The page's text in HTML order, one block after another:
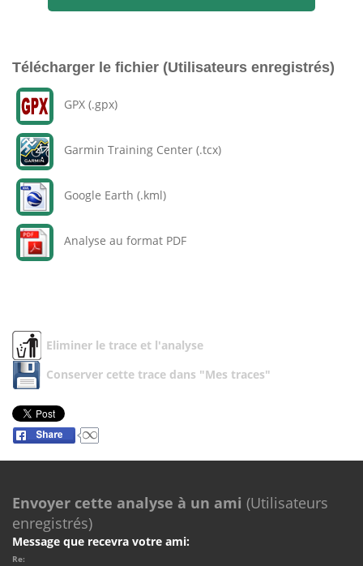
Télécharger le fichier (Utilisateurs enregistrés)
GPX (.gpx)
Garmin Training Center (.tcx)
Google Earth (.kml)
Analyse au format PDF
Eliminer le trace et l'analyse
Conserver cette trace dans "Mes traces"
Envoyer cette analyse à un ami (Utilisateurs
enregistrés)
Message que recevra votre ami:
Re: